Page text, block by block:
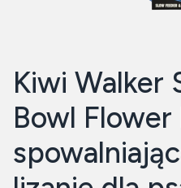
Kiwi Walker
Bowl Flower